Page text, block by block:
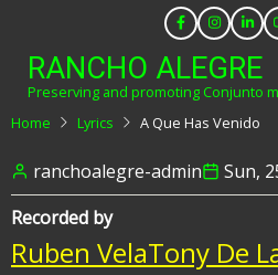
main
content
RANCHO ALEGRE
Preserving and promoting Conjunto
Home
Lyrics A Que Has Venido
ranchoalegre-admin
Sun,
Recorded by
Ruben VelaTony De